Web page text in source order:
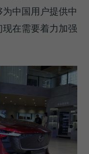
中国用户提供中
在需要着力加强